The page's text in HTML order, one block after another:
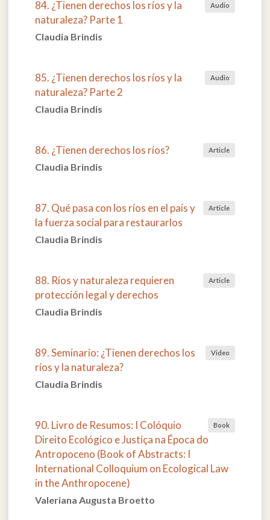
Audio
84. ¿Tienen derechos los ríos y la
naturaleza? Parte 1
Claudia Brindis
Audio
85. ¿Tienen derechos los ríos y la
naturaleza? Parte 2
Claudia Brindis
Article
86. ¿Tienen derechos los ríos?
Claudia Brindis
Article
87. Qué pasa con los ríos en el país y
la fuerza social para restaurarlos
Claudia Brindis
Article
88. Ríos y naturaleza requieren
protección legal y derechos
Claudia Brindis
Video
89. Seminario: ¿Tienen derechos los
ríos y la naturaleza?
Claudia Brindis
Book
90. Livro de Resumos: I Colóquio
Direito Ecológico e Justiça na Época do
Antropoceno (Book of Abstracts: I
International Colloquium on Ecological Law
in the Anthropocene)
Valeriana Augusta Broetto